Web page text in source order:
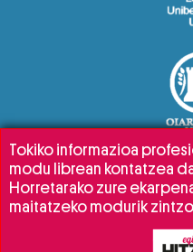
Tokiko informazioa
modu librean kontatzea
Horretarako zure
maitatzeko modurik